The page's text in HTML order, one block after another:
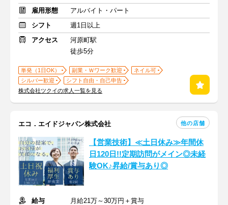
雇用形態
アルバイト・パート
シフト
週1日以上
アクセス
河原町駅
徒歩5分
単発（1日OK） 副業・Ｗワーク歓迎
ネイル可
シルバー歓迎
シフト自由・自己申告
株式会社ツクイの求人一覧を見る
エコ．エイドジャパン株式会社 他の店舗
【営業技術】≪土日休み≫年間休
日120日!!定期訪問がメイン◎未経
験OK♪昇給/賞与あり◎
給与
月給21万～30万円＋賞与